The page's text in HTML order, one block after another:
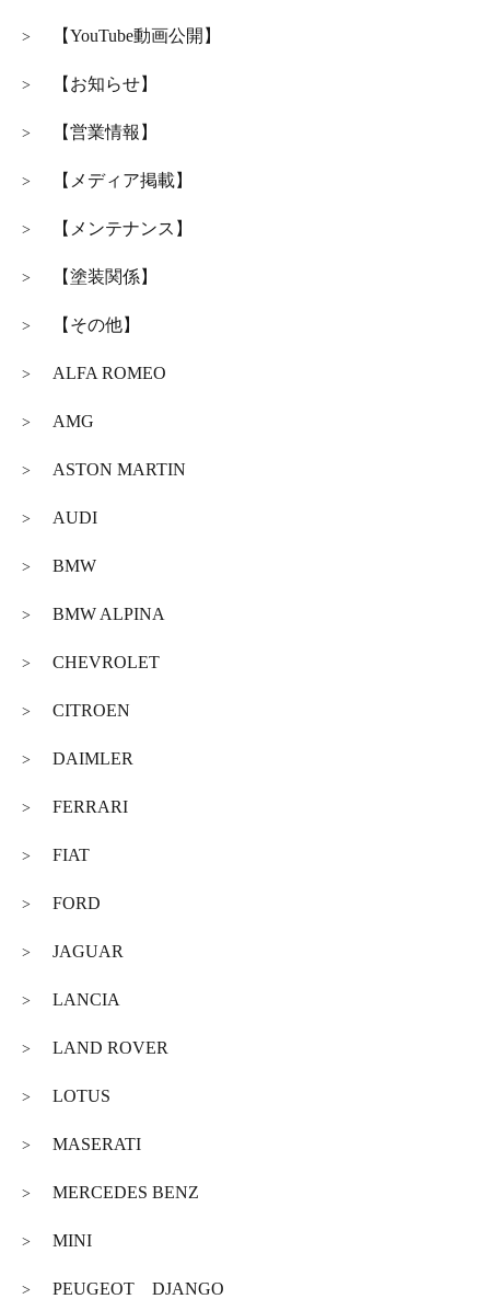
> 【YouTube動画公開】
> 【お知らせ】
> 【営業情報】
> 【メディア掲載】
> 【メンテナンス】
> 【塗装関係】
> 【その他】
> ALFA ROMEO
> AMG
> ASTON MARTIN
> AUDI
> BMW
> BMW ALPINA
> CHEVROLET
> CITROEN
> DAIMLER
> FERRARI
> FIAT
> FORD
> JAGUAR
> LANCIA
> LAND ROVER
> LOTUS
> MASERATI
> MERCEDES BENZ
> MINI
> PEUGEOT DJANGO